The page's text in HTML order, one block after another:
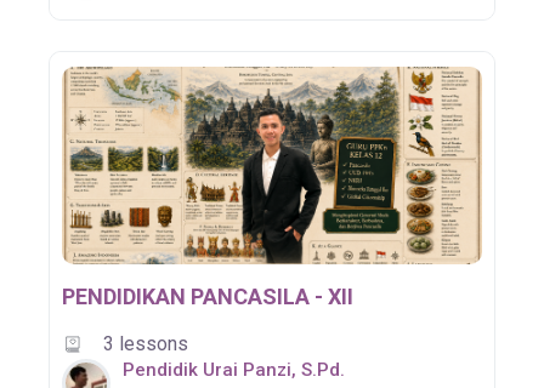
PENDIDIKAN PANCASILA - XII
3 lessons
Pendidik Urai Panzi, S.Pd.